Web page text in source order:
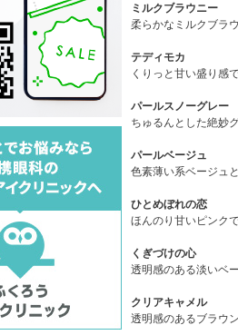
ミルクブラウニー
柔らかなミルクブラ
テディモカ
くりっと甘い盛り感
パールスノーグレー
ちゅるんとした絶妙
パールベージュ
色素薄い系ベージュ
ひとめぼれの恋
ほんのり甘いピンク
くぎづけの心
透明感のある淡いベ
クリアキャメル
透明感のあるブラウ